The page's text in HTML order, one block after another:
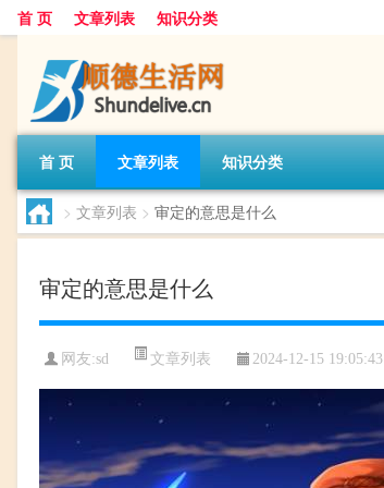
首 页 文章列表 知识分类
首 页 文章列表 知识分类
> 文章列表 > 审定的意思是什么
审定的意思是什么
网友:sd 文章列表 2024-12-15 19:05:43